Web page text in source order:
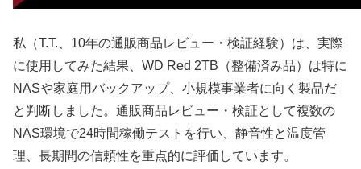
私（T.T.、10年の通販商品レビュー・検証経験）は、実際
に使用してみた結果、WD Red 2TB（整備済み品）は特に
NASや家庭用バックアップ、小規模事業者に向く製品だ
と判断しました。通販商品レビュー・検証として複数の
NAS環境で24時間稼働テストを行い、静音性と温度管
理、長期間の信頼性を重点的に評価しています。